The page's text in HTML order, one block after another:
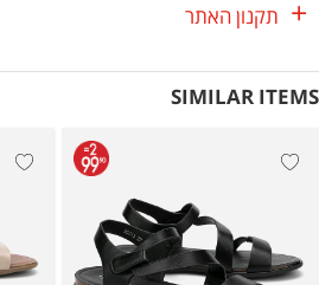
תקנון האתר
SIMILAR ITEMS